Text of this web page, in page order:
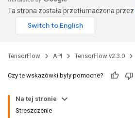
Ta strona została przetłumaczona przez
TensorFlow API TensorFlow v2.3.0
Czy te wskazówki były pomocne?
Na tej stronie
Streszczenie